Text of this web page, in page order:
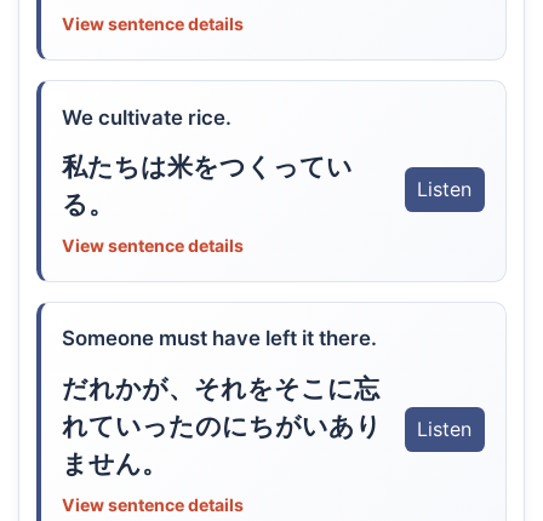
View sentence details
We cultivate rice.
私たちは米をつくってい
る。
Listen
View sentence details
Someone must have left it there.
だれかが、それをそこに忘
れていったのにちがいあり
ません。
Listen
View sentence details